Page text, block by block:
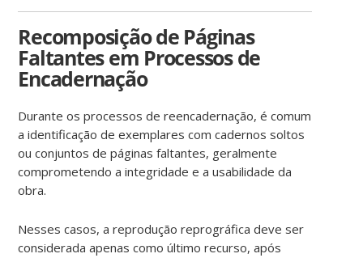
Recomposição de Páginas
Faltantes em Processos de
Encadernação
Durante os processos de reencadernação, é comum
a identificação de exemplares com cadernos soltos
ou conjuntos de páginas faltantes, geralmente
comprometendo a integridade e a usabilidade da
obra.
Nesses casos, a reprodução reprográfica deve ser
considerada apenas como último recurso, após